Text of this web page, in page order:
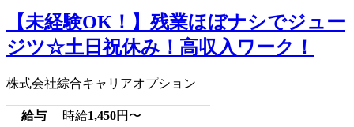
【未経験OK！】残業ほぼナシでジュー
ジツ☆土日祝休み！高収入ワーク！
株式会社綜合キャリアオプション
給与 時給1,450円〜